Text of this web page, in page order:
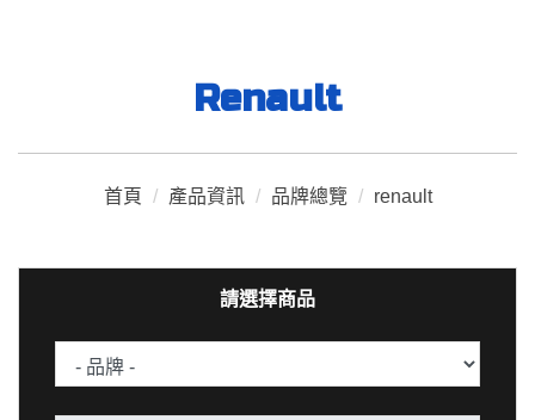
Renault
首頁 / 產品資訊 / 品牌總覽 / renault
請選擇商品